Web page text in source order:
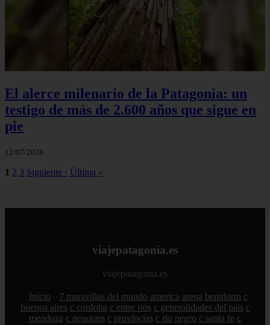
El alerce milenario de la Patagonia: un
testigo de más de 2.600 años que sigue en
pie
12/07/2026
1 2 3 Siguiente › Última »
viajepatagonia.es
viajepatagonia.es
Inicio 7 maravillas del mundo america arena benidorm c
buenos aires c cordoba c entre rios c generalidades del pais c
mendoza c neuquen c provincias c rio negro c santa fe c